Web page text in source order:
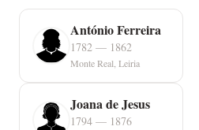
António Ferreira
1782 — 1862
Monte Real, Leiria
Joana de Jesus
1794 — 1876